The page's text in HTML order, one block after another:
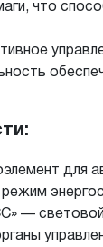
что
для
—